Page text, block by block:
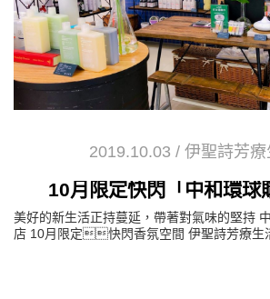
2019.10.03 / 伊聖詩芳療
10月限定快閃「中和環球
美好的新生活正持蔓延，帶著對氣味的堅持
店 10月限定快閃香氛空間 伊聖詩芳療生